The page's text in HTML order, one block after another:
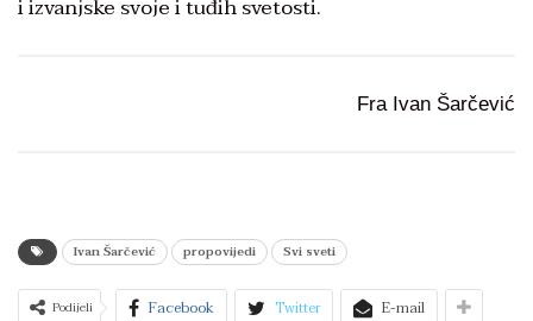
i izvanjske svoje i tuđih svetosti.
Fra Ivan Šarčević
Ivan Šarčević propovijedi Svi sveti
Podijeli Facebook Twitter E-mail